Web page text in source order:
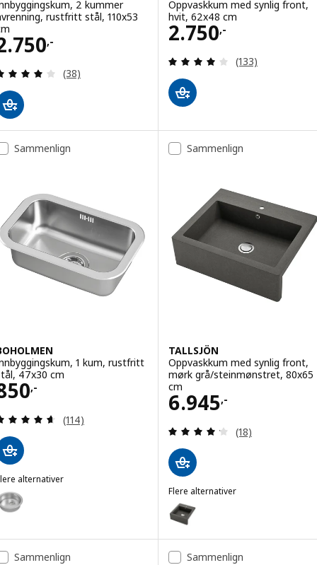
2 kummer
rustfritt stål, 110x53
,-
2750,-
Gjennomgang: 4.1 av 5 stjerner. Samlede
(38)
Oppvaskkum med synlig front,
hvit, 62x48 cm
2.750,-
Pris 2750,-
Gjennomgang:
(133)
Sammenlign
1 kum, rustfritt
47x30 cm
,-
850,-
Gjennomgang: 4.6 av 5 stjerner. Samlede
(114)
alternativer
BOHOLMEN, Innbyggingskum, 1 kum, rustfritt stål, 45 cm
Sammenlign
TALLSJÖN
Oppvaskkum med synlig front,
mørk grå/steinmønstret, 80x65
cm
6.945,-
Pris 6945,-
Gjennomgang:
(18)
Flere alternativer
TALLSJÖN
Alternativ: TALLSJÖN,
Sammenlign Sammenlign